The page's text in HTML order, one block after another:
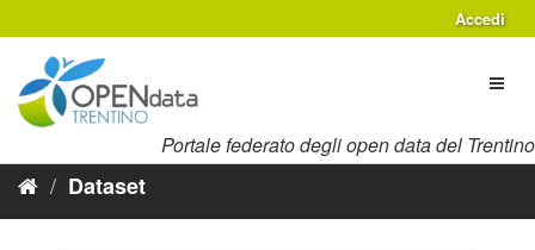
al
contenuto
Accedi
Portale federato degli open data del Trentino
Dataset